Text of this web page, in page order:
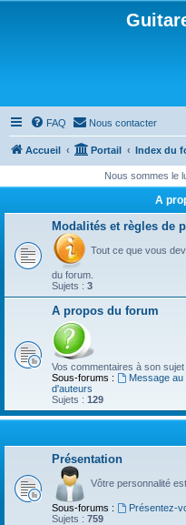
FAQ Nous contacter
Accueil Portail Index du
Nous sommes le
A
Modalités et règles de
Tout ce que vous
du forum.
Sujets : 3
A propos du forum
Vos commentaires à son sujet
Sous-forums :
Message au
d'auteurs
Sujets : 129
Présentation
Vôtre personnalité
Sous-forums : Présentez-
Sujets : 759